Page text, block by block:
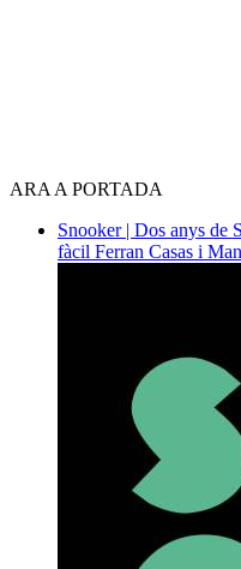
ARA A PORTADA
Snooker | Dos anys de
fàcil Ferran Casas i